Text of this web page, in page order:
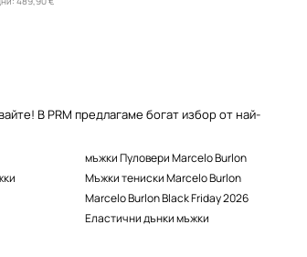
В PRM предлагаме богат избор от най-
мъжки Пуловери Marcelo Burlon
Мъжки тениски Marcelo Burlon
Marcelo Burlon Black Friday 2026
Еластични дънки мъжки